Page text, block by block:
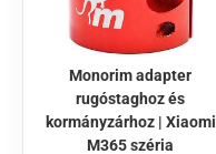
Monorim adapter
rugóstaghoz és
kormányzárhoz | Xiaomi
M365 széria